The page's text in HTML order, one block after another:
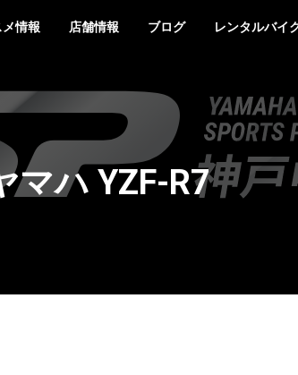
情報 店舗情報 ブログ レンタルバイ
マハ YZF-R7